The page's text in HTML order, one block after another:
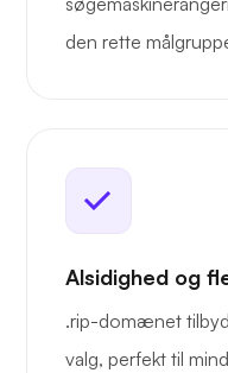
den rette
Alsidighed og
.rip-domænet
valg, perfekt til